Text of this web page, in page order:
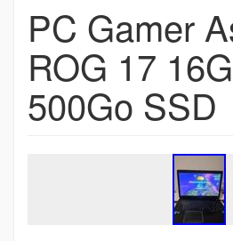
PC Gamer
ROG 17
500Go SSD